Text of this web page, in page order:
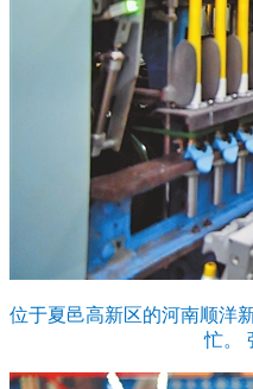
位于夏邑高新区的河南顺洋
忙。